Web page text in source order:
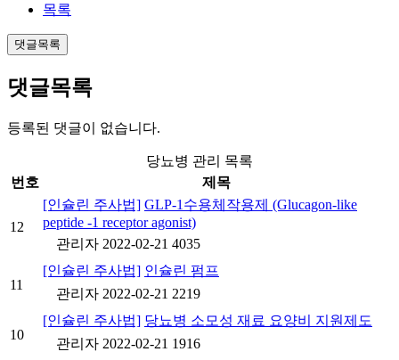
목록
댓글목록
댓글목록
등록된 댓글이 없습니다.
당뇨병 관리 목록
번호
제목
12
[인슐린 주사법] GLP-1수용체작용제 (Glucagon-like
peptide -1 receptor agonist)
관리자 2022-02-21 4035
11
[인슐린 주사법] 인슐린 펌프
관리자 2022-02-21 2219
10
[인슐린 주사법] 당뇨병 소모성 재료 요양비 지원제도
관리자 2022-02-21 1916